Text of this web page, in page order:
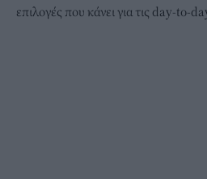
επιλογές που κάνει για τις day-to-